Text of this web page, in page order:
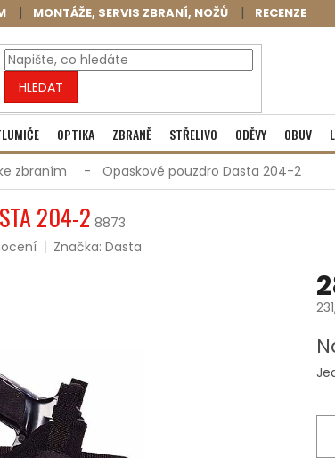
MONTÁŽE, SERVIS ZBRANÍ, NOŽŮ RECENZE
HLEDAT
NÁKUPNÍ
KOŠÍK
Prázdný
OPTIKA ZBRANĚ STŘELIVO ODĚVY OBUV
zbraním Opaskové pouzdro Dasta 204-2
204-2 8873
Značka:Dasta